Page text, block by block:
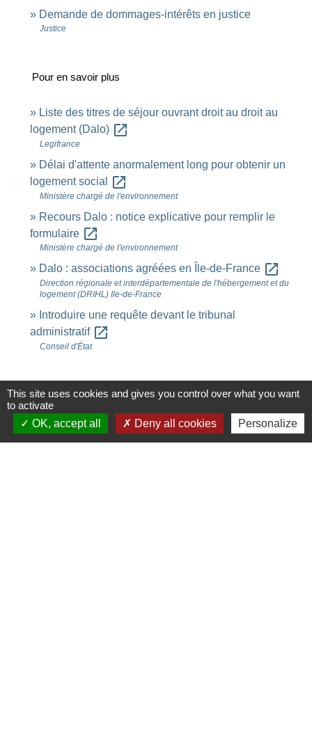
Demande de dommages-intérêts en justice
Justice
Pour en savoir plus
Liste des titres de séjour ouvrant droit au droit au
logement (Dalo) open_in_new
Legifrance
Délai d'attente anormalement long pour obtenir un
logement social
open_in_new
Ministère chargé de l'environnement
Recours Dalo : notice explicative pour remplir le
formulaire open_in_new
Ministère chargé de l'environnement
Dalo : associations agréées en Île-de-France open_in_new
Direction régionale et interdépartementale de l'hébergement et du
logement (DRIHL) Ile-de-France
Introduire une requête devant le tribunal
administratif open_in_new
Conseil d'État
Signaler une erreur sur cette page
This site uses cookies and gives you control over what you want
to activate
OK, accept all
Deny all cookies Personalize